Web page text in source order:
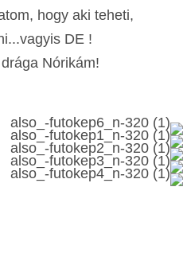
hogy aki teheti,
DE !
Nórikám!